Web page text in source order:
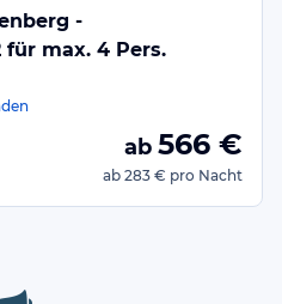
-
für max. 4 Pers.
ab 566 €
ab 283 € pro Nacht